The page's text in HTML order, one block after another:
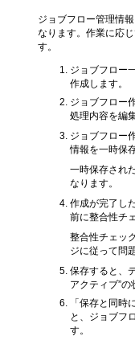
ジョブフロー管理情
なります。作業に応
す。
ジョブフロー
作成します。
ジョブフロー
処理内容を編
ジョブフロー
情報を一時保
一時保存され
なります。
作成が完了し
前に整合性チ
整合性チェッ
ジに従って問
保存すると、
アクティブ”の
「保存と同時
と、ジョブフ
す。